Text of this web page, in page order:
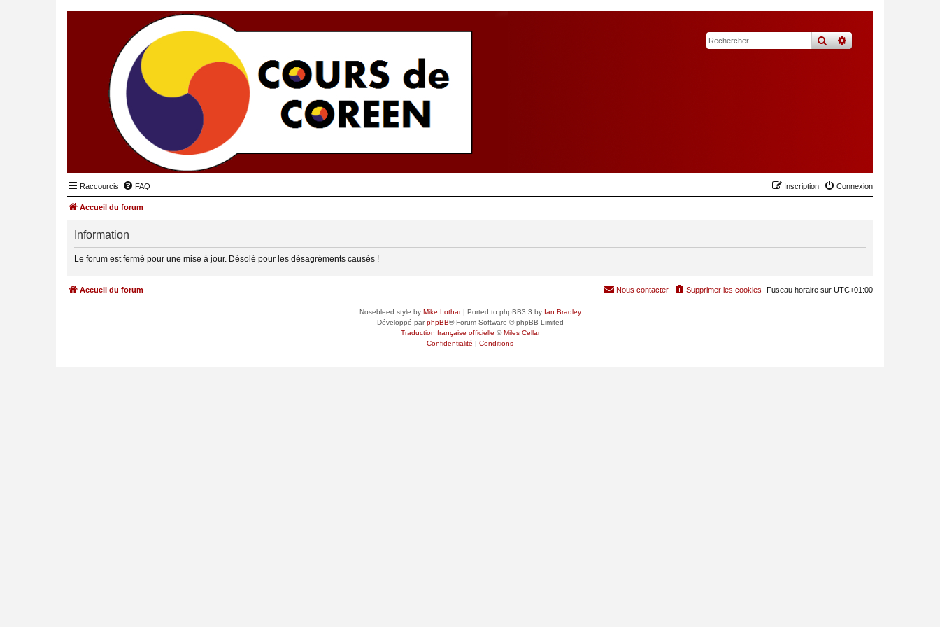
rechercher
recherche
Raccourcis FAQ Connexion
Inscription
Accueil du forum
Information
Le forum est fermé pour une mise à jour. Désolé pour les désagréments causés !
Accueil du forum Fuseau horaire sur UTC+01:00
Supprimer les cookies
Nous contacter
Nosebleed style by Mike Lothar| Ported to phpBB3.3 by Ian Bradley
Développé parphpBB® Forum Software © phpBB Limited
Traduction française officielle ©Miles Cellar
Confidentialité | Conditions